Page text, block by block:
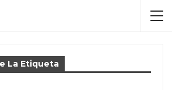
La Etiqueta